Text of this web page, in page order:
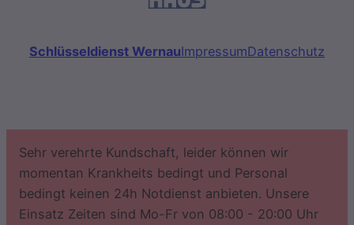
Schlüsseldienst WernauImpressumDatenschutz
Sehr verehrte Kundschaft, leider können wir
momentan Krankheits bedingt und Personal
bedingt keinen 24h Notdienst anbieten. Unsere
Einsatz Zeiten sind Mo-Fr von 08:00 - 20:00 Uhr